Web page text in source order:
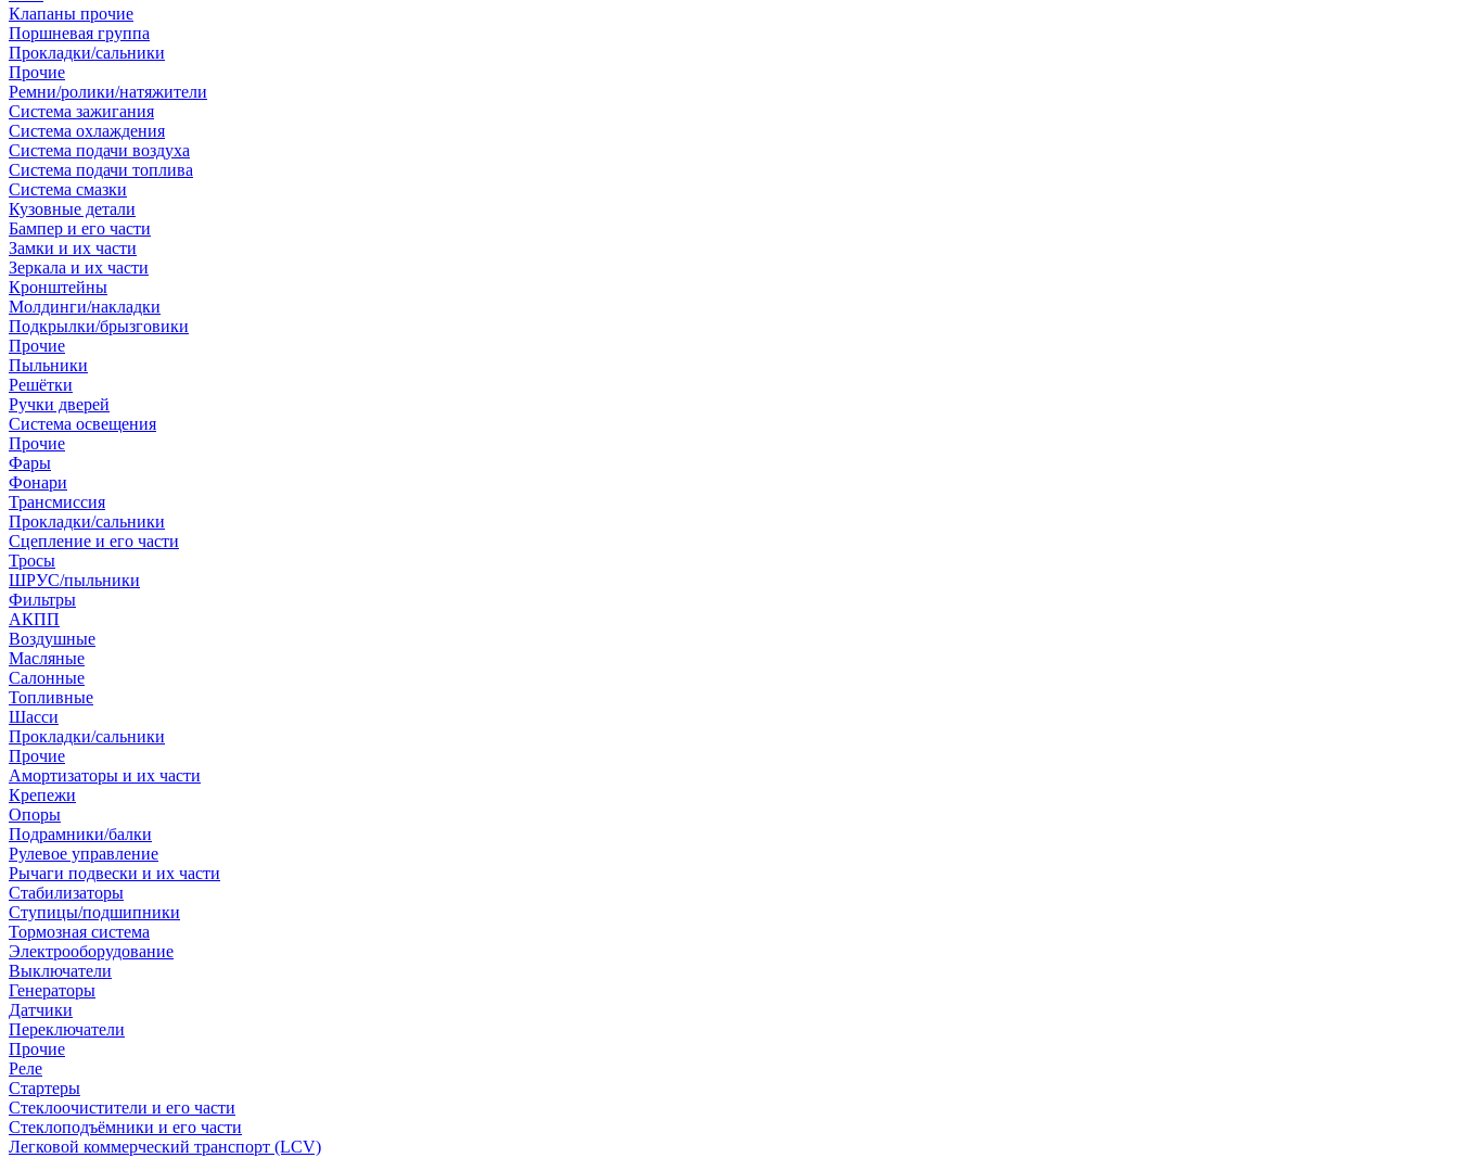
Клапаны прочие
Поршневая группа
Прокладки/сальники
Прочие
Ремни/ролики/натяжители
Система зажигания
Система охлаждения
Система подачи воздуха
Система подачи топлива
Система смазки
Кузовные детали
Бампер и его части
Замки и их части
Зеркала и их части
Кронштейны
Молдинги/накладки
Подкрылки/брызговики
Прочие
Пыльники
Решётки
Ручки дверей
Система освещения
Прочие
Фары
Фонари
Трансмиссия
Прокладки/сальники
Сцепление и его части
Тросы
ШРУС/пыльники
Фильтры
АКПП
Воздушные
Масляные
Салонные
Топливные
Шасси
Прокладки/сальники
Прочие
Амортизаторы и их части
Крепежи
Опоры
Подрамники/балки
Рулевое управление
Рычаги подвески и их части
Стабилизаторы
Ступицы/подшипники
Тормозная система
Электрооборудование
Выключатели
Генераторы
Датчики
Переключатели
Прочие
Реле
Стартеры
Стеклоочистители и его части
Стеклоподъёмники и его части
Легковой коммерческий транспорт (LCV)